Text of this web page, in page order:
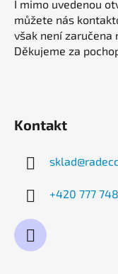
I mimo uvedenou
můžete nás
však není
Děkujeme za
Kontakt
sklad@
+420 777